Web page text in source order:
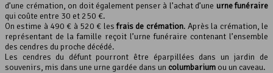
d’une crémation, on doit également penser à l’achat d’une urne funéraire
qui coûte entre 30 et 250 €.
On estime à 490 € à 520 € lesfrais de crémation. Après la crémation, le
représentant de la famille reçoit l’urne funéraire contenant l’ensemble
des cendres du proche décédé.
Les cendres du défunt pourront être éparpillées dans un jardin de
souvenirs, mis dans une urne gardée dans un columbarium ou un caveau.